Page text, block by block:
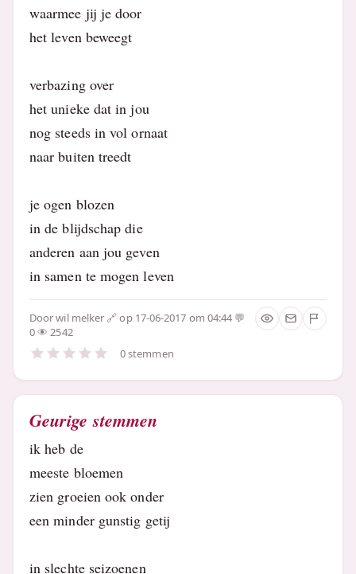
waarmee jij je door
het leven beweegt
verbazing over
het unieke dat in jou
nog steeds in vol ornaat
naar buiten treedt
je ogen blozen
in de blijdschap die
anderen aan jou geven
in samen te mogen leven
Doorwil melker
op 17-06-2017 om 04:44
0
2542
0 stemmen
Geurige stemmen
ik heb de
meeste bloemen
zien groeien ook onder
een minder gunstig getij
in slechte seizoenen